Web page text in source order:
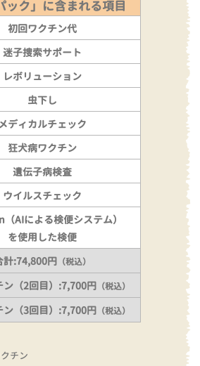
チン
ック」に含まれる項目
初回ワクチン代
迷子捜索サポート
レボリューション
虫下し
メディカルチェック
狂犬病ワクチン
遺伝子病検査
ウイルスチェック
AIによる検便システム）
を使用した検便
計:74,800円 （税込）
ン（2回目）:7,700円 （税込）
ン（3回目）:7,700円 （税込）